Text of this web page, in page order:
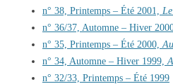
n° 38, Printemps – Été 2001,
n° 36/37, Automne – Hiver
n° 35, Printemps – Été 2000,
n° 34, Automne – Hiver 1999,
n° 32/33, Printemps – Été 1999